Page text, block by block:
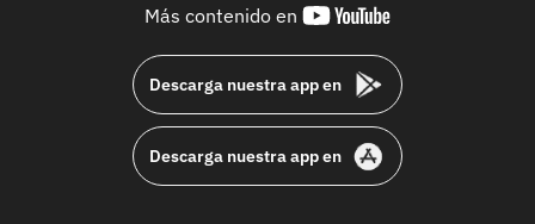
Más contenido en
youtube-
Descarga nuestra app en
Descarga nuestra app en